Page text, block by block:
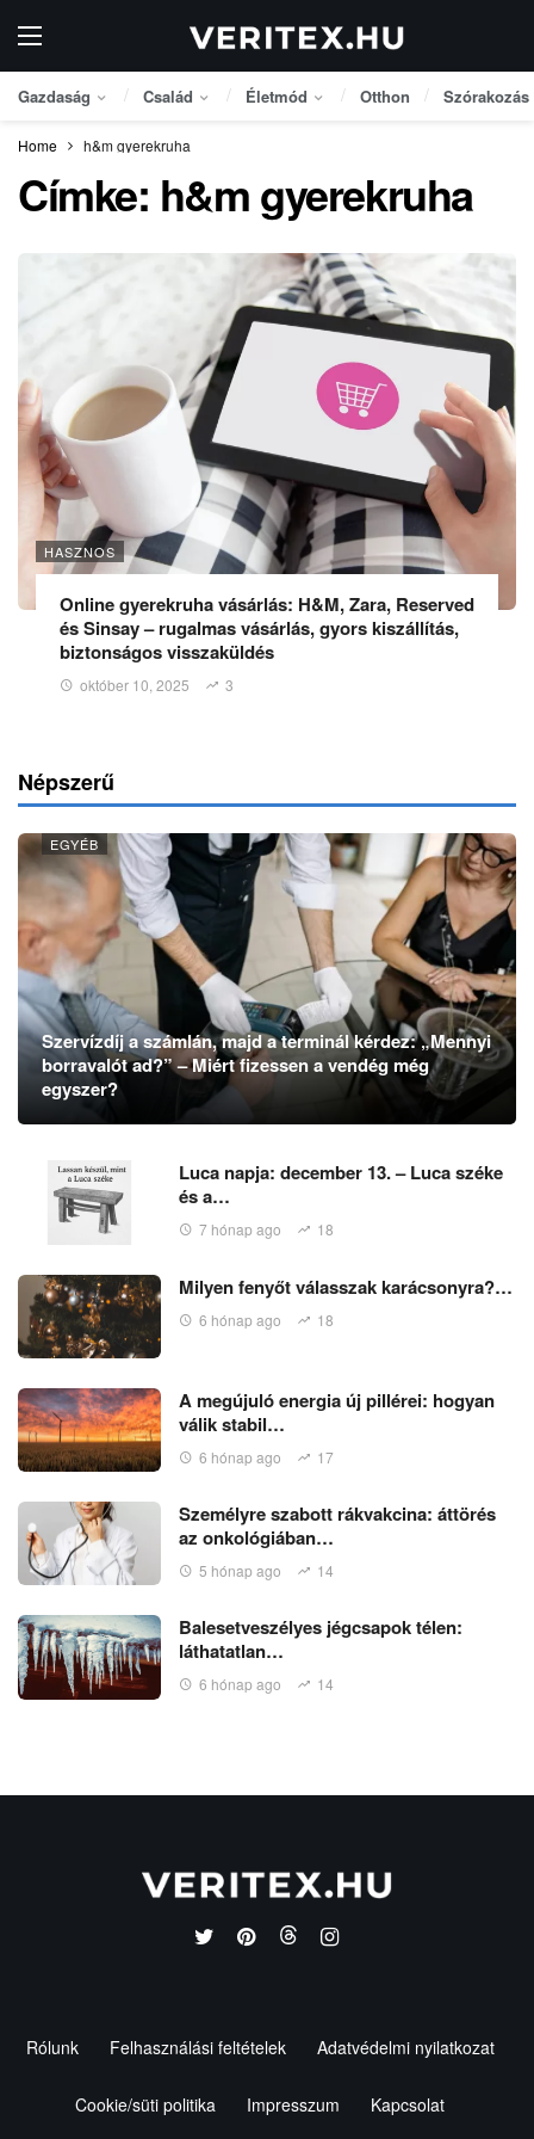
Gazdaság Család Életmód Otthon Szórakozás
Home h&m gyerekruha
Címke: h&m gyerekruha
HASZNOS
Online gyerekruha vásárlás: H&M, Zara, Reserved
és Sinsay – rugalmas vásárlás, gyors kiszállítás,
biztonságos visszaküldés
október 10, 2025 3
Népszerű
EGYÉB
Szervízdíj a számlán, majd a terminál kérdez: „Mennyi
borravalót ad?” – Miért fizessen a vendég még
egyszer?
Luca napja: december 13. – Luca széke
és a…
7 hónap ago 18
Milyen fenyőt válasszak karácsonyra?…
6 hónap ago 18
A megújuló energia új pillérei: hogyan
válik stabil…
6 hónap ago 17
Személyre szabott rákvakcina: áttörés
az onkológiában…
5 hónap ago 14
Balesetveszélyes jégcsapok télen:
láthatatlan…
6 hónap ago 14
Rólunk Felhasználási feltételek Adatvédelmi nyilatkozat
Cookie/süti politika Impresszum Kapcsolat